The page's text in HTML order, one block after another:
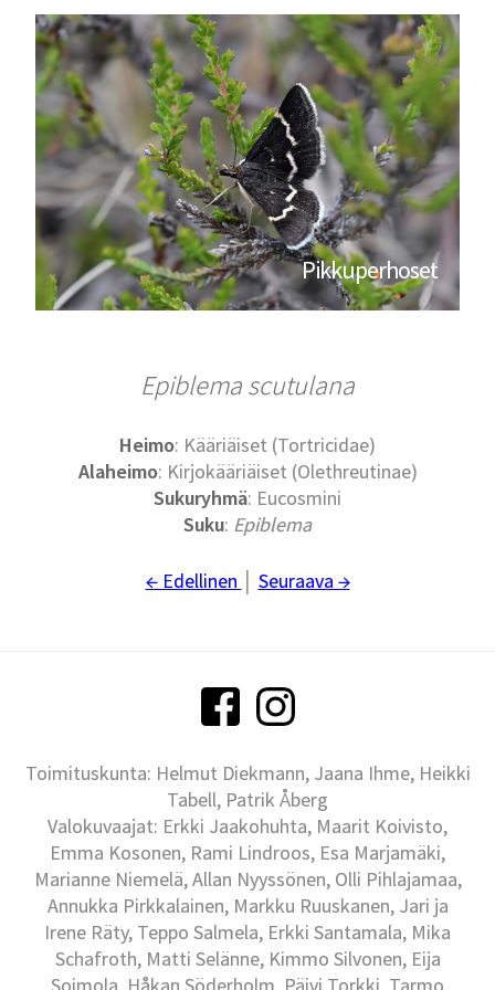
Pikkuperhoset
Epiblema scutulana
Heimo: Kääriäiset (Tortricidae)
Alaheimo: Kirjokääriäiset (Olethreutinae)
Sukuryhmä: Eucosmini
Suku: Epiblema
← Edellinen Seuraava →
Toimituskunta: Helmut Diekmann, Jaana Ihme, Heikki
Tabell, Patrik Åberg
Valokuvaajat: Erkki Jaakohuhta, Maarit Koivisto,
Emma Kosonen, Rami Lindroos, Esa Marjamäki,
Marianne Niemelä, Allan Nyyssönen, Olli Pihlajamaa,
Annukka Pirkkalainen, Markku Ruuskanen, Jari ja
Irene Räty, Teppo Salmela, Erkki Santamala, Mika
Schafroth, Matti Selänne, Kimmo Silvonen, Eija